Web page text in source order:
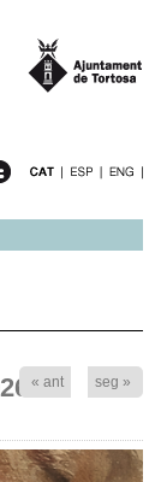
« ant seg »